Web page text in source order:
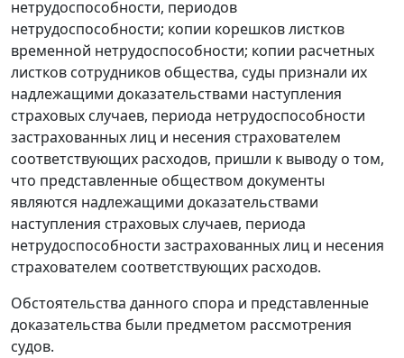
нетрудоспособности, периодов
нетрудоспособности; копии корешков листков
временной нетрудоспособности; копии расчетных
листков сотрудников общества, суды признали их
надлежащими доказательствами наступления
страховых случаев, периода нетрудоспособности
застрахованных лиц и несения страхователем
соответствующих расходов, пришли к выводу о том,
что представленные обществом документы
являются надлежащими доказательствами
наступления страховых случаев, периода
нетрудоспособности застрахованных лиц и несения
страхователем соответствующих расходов.
Обстоятельства данного спора и представленные
доказательства были предметом рассмотрения
судов.